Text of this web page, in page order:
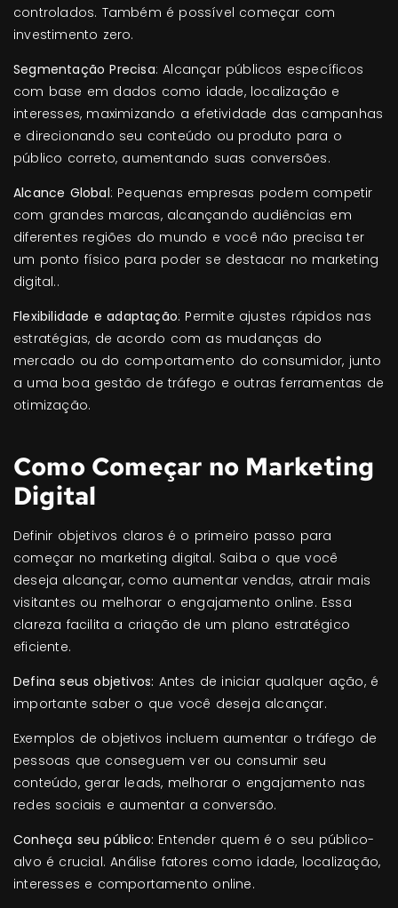
controlados. Também é possível começar com
investimento zero.
Segmentação Precisa: Alcançar públicos específicos
com base em dados como idade, localização e
interesses, maximizando a efetividade das campanhas
e direcionando seu conteúdo ou produto para o
público correto, aumentando suas conversões.
Alcance Global: Pequenas empresas podem competir
com grandes marcas, alcançando audiências em
diferentes regiões do mundo e você não precisa ter
um ponto físico para poder se destacar no marketing
digital..
Flexibilidade e adaptação: Permite ajustes rápidos nas
estratégias, de acordo com as mudanças do
mercado ou do comportamento do consumidor, junto
a uma boa gestão de tráfego e outras ferramentas de
otimização.
Como Começar no Marketing
Digital
Definir objetivos claros é o primeiro passo para
começar no marketing digital. Saiba o que você
deseja alcançar, como aumentar vendas, atrair mais
visitantes ou melhorar o engajamento online. Essa
clareza facilita a criação de um plano estratégico
eficiente.
Defina seus objetivos: Antes de iniciar qualquer ação, é
importante saber o que você deseja alcançar.
Exemplos de objetivos incluem aumentar o tráfego de
pessoas que conseguem ver ou consumir seu
conteúdo, gerar leads, melhorar o engajamento nas
redes sociais e aumentar a conversão.
Conheça seu público: Entender quem é o seu público-
alvo é crucial. Análise fatores como idade, localização,
interesses e comportamento online.